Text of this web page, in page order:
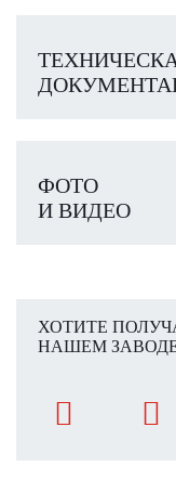
ФОТО
И ВИДЕО
ХОТИТЕ
НАШЕМ